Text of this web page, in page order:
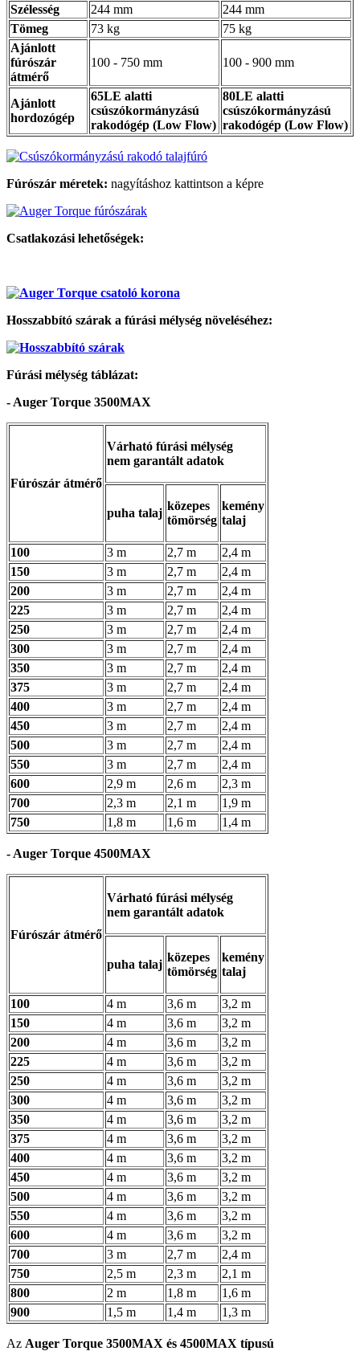
Szélesség
244 mm
244 mm
Tömeg
73 kg
75 kg
Ajánlott
fúrószár
átmérő
100 - 750 mm 100 - 900 mm
Ajánlott
hordozógép
65LE alatti
csúszókormányzású
rakodógép (Low Flow)
80LE alatti
csúszókormányzású
rakodógép (Low Flow)
Fúrószár méretek: nagyításhoz kattintson a képre
Csatlakozási lehetőségek:
Hosszabbító szárak a fúrási mélység növeléséhez:
Fúrási mélység táblázat:
- Auger Torque 3500MAX
Fúrószár átmérő
Várható fúrási mélység
nem garantált adatok
puha talaj
közepes
tömörség
kemény
talaj
100 3 m 2,7 m
2,4 m
150
3 m 2,7 m
2,4 m
200
3 m 2,7 m
2,4 m
225
3 m 2,7 m
2,4 m
250
3 m 2,7 m
2,4 m
300
3 m 2,7 m
2,4 m
350
3 m 2,7 m
2,4 m
375
3 m 2,7 m
2,4 m
400
3 m 2,7 m
2,4 m
450
3 m 2,7 m
2,4 m
500
3 m 2,7 m
2,4 m
550
3 m 2,7 m
2,4 m
600
2,9 m 2,6 m
2,3 m
700
2,3 m 2,1 m
1,9 m
750
1,8 m 1,6 m 1,4 m
- Auger Torque 4500MAX
Fúrószár átmérő
Várható fúrási mélység
nem garantált adatok
puha talaj
közepes
tömörség
kemény
talaj
100 4 m 3,6 m
3,2 m
150
4 m 3,6 m
3,2 m
200
4 m 3,6 m
3,2 m
225
4 m 3,6 m
3,2 m
250
4 m 3,6 m
3,2 m
300
4 m 3,6 m
3,2 m
350
4 m 3,6 m
3,2 m
375
4 m 3,6 m
3,2 m
400
4 m 3,6 m
3,2 m
450
4 m 3,6 m
3,2 m
500
4 m 3,6 m
3,2 m
550
4 m 3,6 m
3,2 m
600
4 m 3,6 m
3,2 m
700
3 m 2,7 m
2,4 m
750
2,5 m 2,3 m
2,1 m
800
2 m 1,8 m
1,6 m
900
1,5 m 1,4 m 1,3 m
Az Auger Torque 3500MAX és 4500MAX típusú